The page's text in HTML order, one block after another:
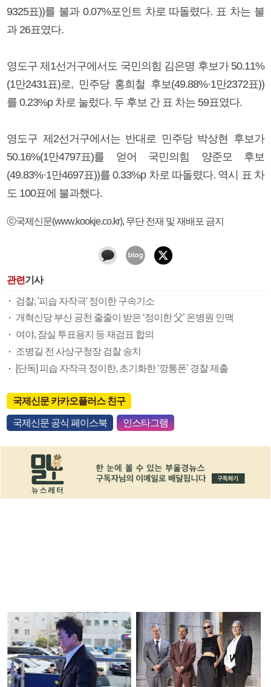
9325표))를 불과 0.07%포인트 차로 따돌렸다. 표 차는 불
과 26표였다.
영도구 제1선거구에서도 국민의힘 김은명 후보가 50.11%
(1만2431표)로, 민주당 홍희철 후보(49.88%·1만2372표))
를 0.23%p 차로 눌렀다. 두 후보 간 표 차는 59표였다.
영도구 제2선거구에서는 반대로 민주당 박상현 후보가
50.16%(1만4797표)를 얻어 국민의힘 양준모 후보
(49.83%·1만4697표))를 0.33%p 차로 따돌렸다. 역시 표 차
도 100표에 불과했다.
ⓒ국제신문(www.kookje.co.kr), 무단 전재 및 재배포 금지
관련기사
검찰, '피습 자작극' 정이한 구속기소
개혁신당 부산 공천 줄줄이 받은 ‘정이한 父’ 온병원 인맥
여야, 잠실 투표용지 등 재검표 합의
조병길 전 사상구청장 검찰 송치
[단독] 피습 자작극 정이한, 초기화한 ‘깡통폰’ 경찰 제출
국제신문 카카오플러스 친구
국제신문 공식 페이스북 인스타그램